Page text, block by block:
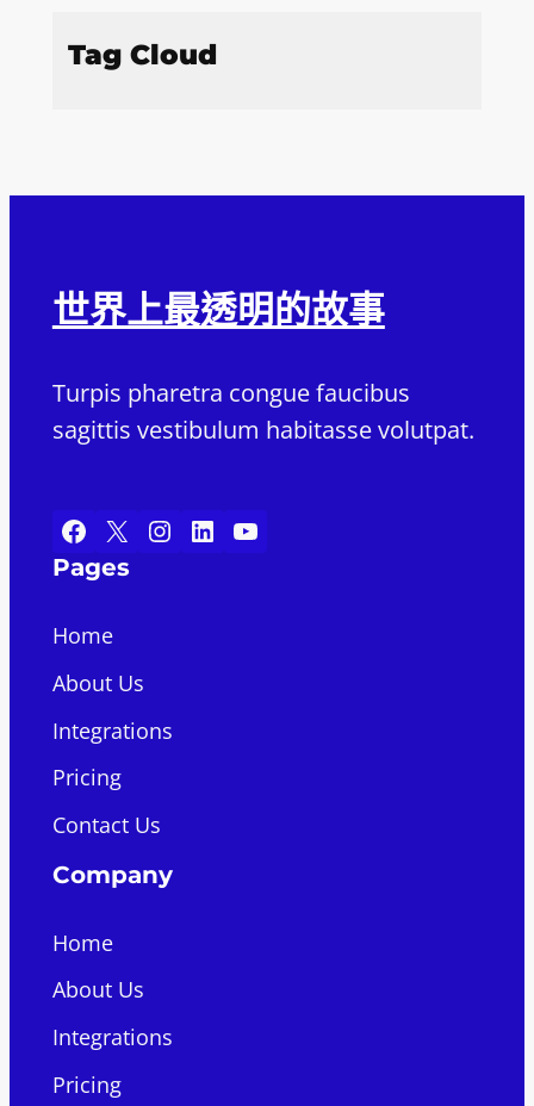
Tag Cloud
世界上最透明的故事
Turpis pharetra congue faucibus
sagittis vestibulum habitasse volutpat.
Facebook X Instagram LinkedIn YouTube
Pages
Home
About Us
Integrations
Pricing
Contact Us
Company
Home
About Us
Integrations
Pricing